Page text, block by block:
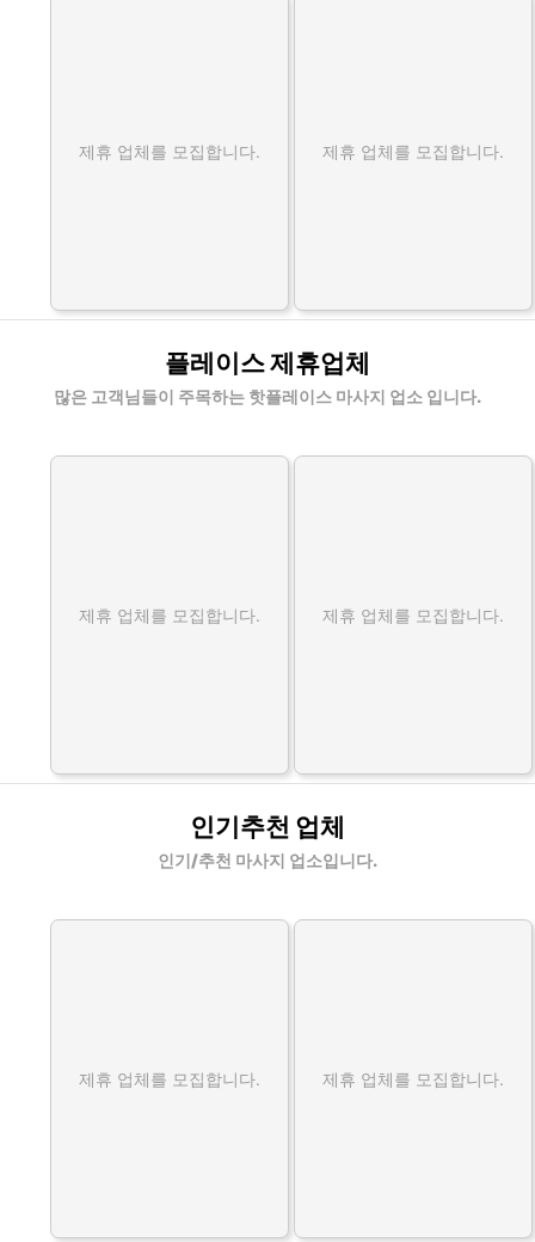
제휴 업체를 모집합니다. 제휴 업체를 모집합니다.
플레이스 제휴업체
많은 고객님들이 주목하는 핫플레이스 마사지 업소 입니다.
제휴 업체를 모집합니다. 제휴 업체를 모집합니다.
인기추천 업체
인기/추천 마사지 업소입니다.
제휴 업체를 모집합니다. 제휴 업체를 모집합니다.